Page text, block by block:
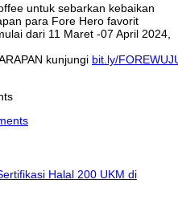
untuk sebarkan kebaikan
para Fore Hero favorit
dari 11 Maret -07 April 2024,
kunjungi bit.ly/
Halal 200 UKM di